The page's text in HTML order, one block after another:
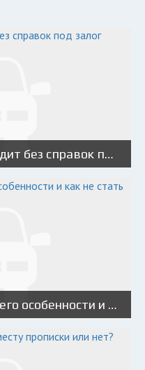
Можно ли получить кредит без справок под залог автомобиля?
Выкуп тотальных авто: его особенности и как не стать жертвой мошенников